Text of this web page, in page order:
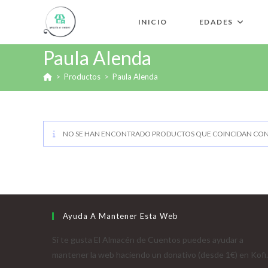
INICIO EDADES
Paula Alenda
> Productos > Paula Alenda
NO SE HAN ENCONTRADO PRODUCTOS QUE COINCIDAN
Ayuda A Mantener Esta Web
Si te gusta El Almacén de Cuentos puedes ayudar a
mantener la web haciendo un donativo (desde 1€) en Kofi.